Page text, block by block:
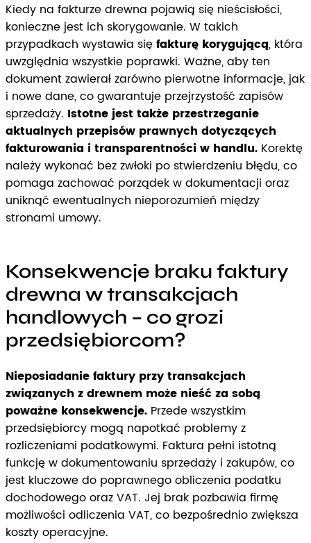
Kiedy na fakturze drewna pojawią się nieścisłości,
konieczne jest ich skorygowanie. W takich
przypadkach wystawia sięfakturę korygującą, która
uwzględnia wszystkie poprawki. Ważne, aby ten
dokument zawierał zarówno pierwotne informacje, jak
i nowe dane, co gwarantuje przejrzystość zapisów
sprzedaży. Istotne jest także przestrzeganie
aktualnych przepisów prawnych dotyczących
fakturowania i transparentności w handlu. Korektę
należy wykonać bez zwłoki po stwierdzeniu błędu, co
pomaga zachować porządek w dokumentacji oraz
uniknąć ewentualnych nieporozumień między
stronami umowy.
Konsekwencje braku faktury
drewna w transakcjach
handlowych – co grozi
przedsiębiorcom?
Nieposiadanie faktury przy transakcjach
związanych z drewnem może nieść za sobą
poważne konsekwencje. Przede wszystkim
przedsiębiorcy mogą napotkać problemy z
rozliczeniami podatkowymi. Faktura pełni istotną
funkcję w dokumentowaniu sprzedaży i zakupów, co
jest kluczowe do poprawnego obliczenia podatku
dochodowego oraz VAT. Jej brak pozbawia firmę
możliwości odliczenia VAT, co bezpośrednio zwiększa
koszty operacyjne.